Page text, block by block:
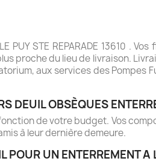
LE PUY STE REPARADE
proche du lieu de livraison.
aux services des
DEUIL OBSÈQUES
de votre budget. Vos
à leur dernière demeure.
POUR UN ENTERREMENT